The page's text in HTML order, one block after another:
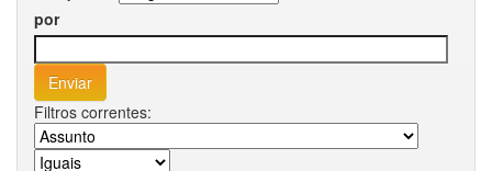
por
Filtros correntes: